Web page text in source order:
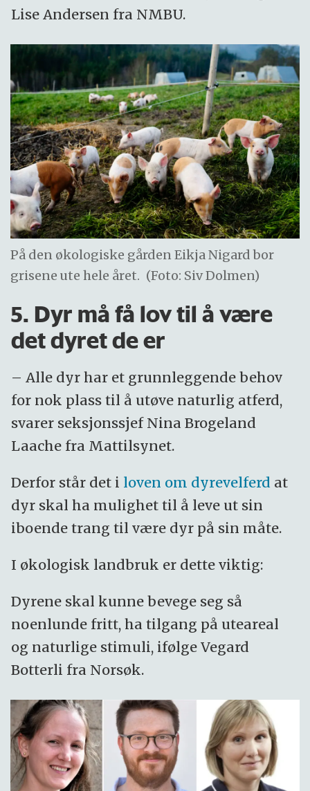
Lise Andersen fra NMBU.
På den økologiske gården Eikja Nigard bor
grisene ute hele året. (Foto: Siv Dolmen)
5. Dyr må få lov til å være
det dyret de er
– Alle dyr har et grunnleggende behov
for nok plass til å utøve naturlig atferd,
svarer seksjonssjef Nina Brogeland
Laache fra Mattilsynet.
Derfor står det i loven om dyrevelferdat
dyr skal ha mulighet til å leve ut sin
iboende trang til være dyr på sin måte.
I økologisk landbruk er dette viktig:
Dyrene skal kunne bevege seg så
noenlunde fritt, ha tilgang på uteareal
og naturlige stimuli, ifølge Vegard
Botterli fra Norsøk.